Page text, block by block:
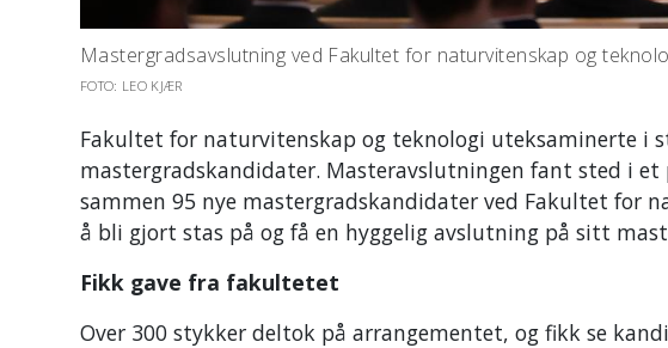
Mastergradsavslutning ved Fakultet for naturvitenskap og
FOTO: LEO KJÆR
Fakultet for naturvitenskap og teknologi uteksaminerte i
mastergradskandidater. Masteravslutningen fant sted i
sammen 95 nye mastergradskandidater ved Fakultet for
å bli gjort stas på og få en hyggelig avslutning på sitt
Fikk gave fra fakultetet
Over 300 stykker deltok på arrangementet, og fikk se